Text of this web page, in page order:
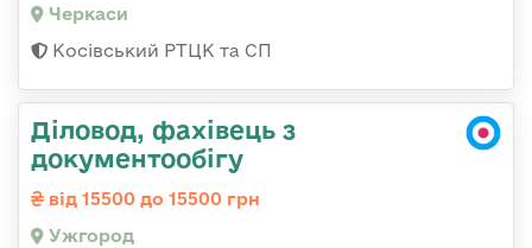
Черкаси
Косівський РТЦК та СП
Діловод, фахівець з
документообігу
від 15500 до 15500 грн
Ужгород